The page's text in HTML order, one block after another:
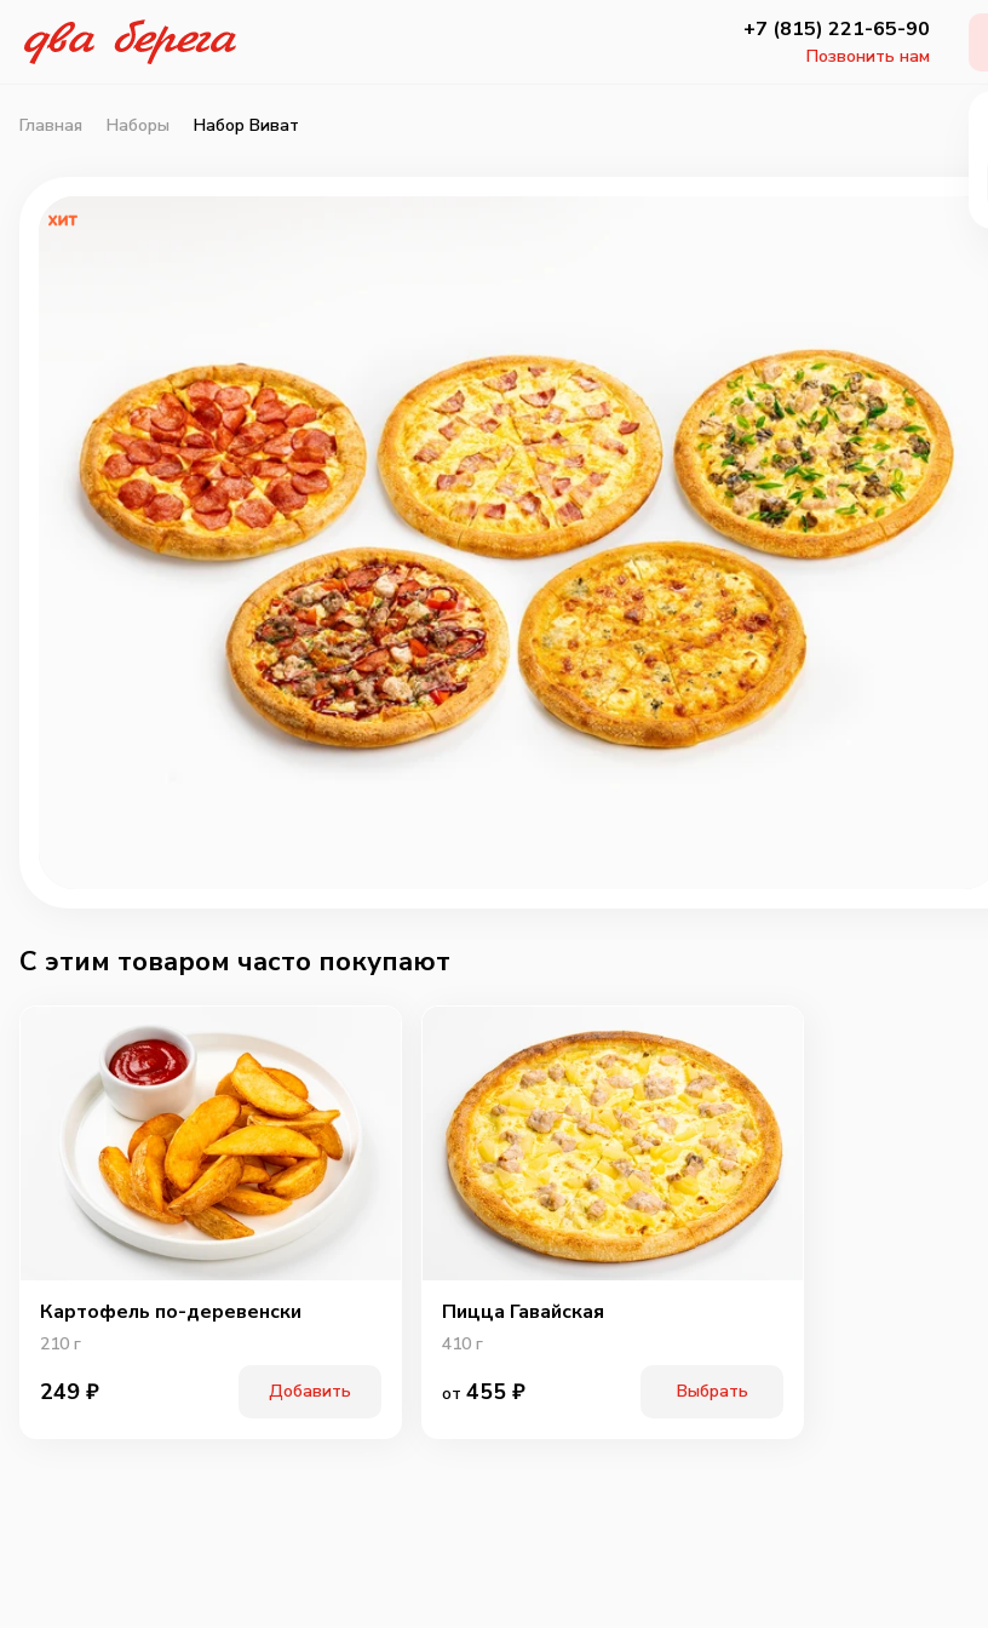
+7 (815) 221-65-90
Позвонить нам
Главная Наборы Набор Виват
C этим товаром часто покупают
Картофель по-деревенски
210 г
249 ₽ Добавить
Пицца Гавайская
410 г
от 455 ₽ Выбрать